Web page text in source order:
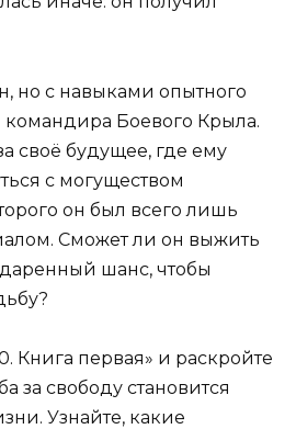
но с навыками опытного
Боевого Крыла.
своё будущее, где ему
с могуществом
он был всего лишь
Сможет ли он выжить
шанс, чтобы
Книга первая» и раскройте
за свободу становится
Узнайте, какие